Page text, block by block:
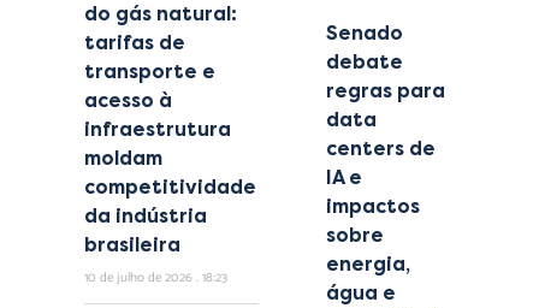
do gás natural:
tarifas de
transporte e
acesso à
infraestrutura
moldam
competitividade
da indústria
brasileira
10 de julho de 2026 18:23
Senado
debate
regras para
data
centers de
IA e
impactos
sobre
energia,
água e